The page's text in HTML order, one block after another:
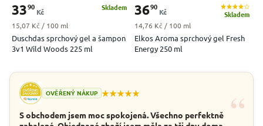
Duschdas sprchový gel a šampon
3v1 Wild Woods 225 ml
Skladem
3390
Kč
Měrná cena:
15,07 Kč / 100 ml
Elkos Aroma sprchový gel Fresh
Energy 250 ml
Skladem
3690
Kč
Měrná cena:
14,76 Kč / 100 ml
OVĚŘENÝ NÁKUP ★★★★★ “
S obchodem jsem moc spokojená. Všechno perfektně